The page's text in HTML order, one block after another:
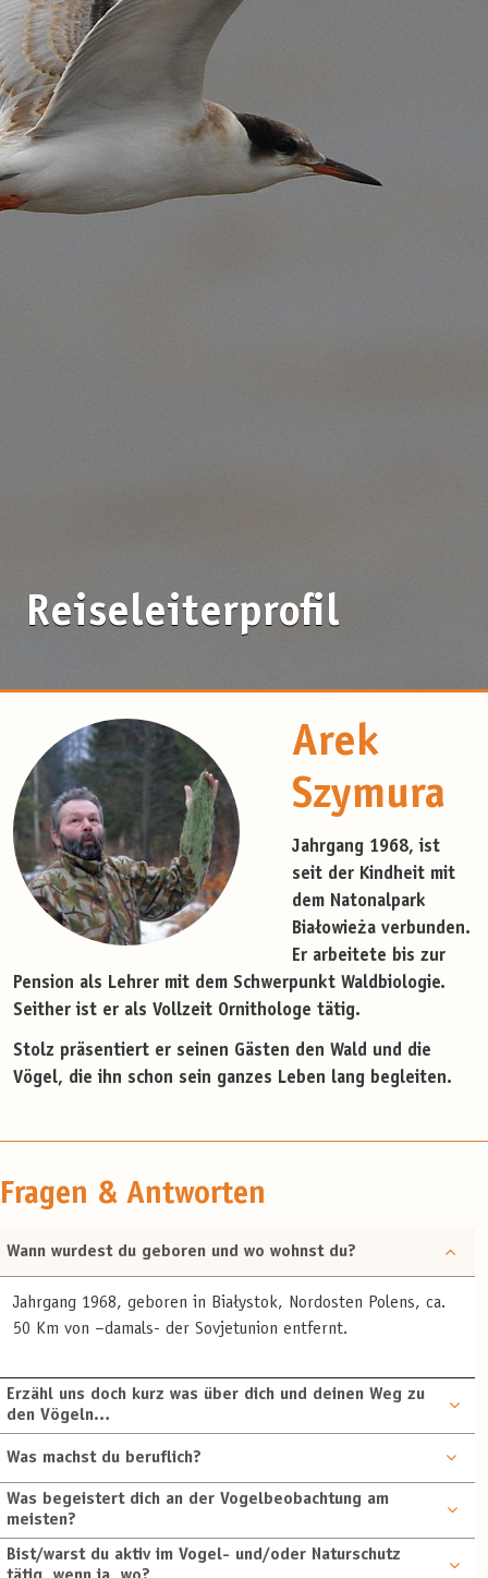
Reiseleiterprofil
Arek
Szymura
Jahrgang 1968, ist
seit der Kindheit mit
dem Natonalpark
Białowieża verbunden.
Er arbeitete bis zur
Pension als Lehrer mit dem Schwerpunkt Waldbiologie.
Seither ist er als Vollzeit Ornithologe tätig.
Stolz präsentiert er seinen Gästen den Wald und die
Vögel, die ihn schon sein ganzes Leben lang begleiten.
Fragen & Antworten
Wann wurdest du geboren und wo wohnst du?
Jahrgang 1968, geboren in Białystok, Nordosten Polens, ca.
50 Km von –damals- der Sovjetunion entfernt.
Erzähl uns doch kurz was über dich und deinen Weg zu
den Vögeln…
Was machst du beruflich?
Was begeistert dich an der Vogelbeobachtung am
meisten?
Bist/warst du aktiv im Vogel- und/oder Naturschutz